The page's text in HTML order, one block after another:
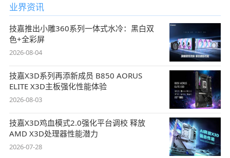
业界资讯
技嘉推出小雕360系列一体式水冷：黑白双
色+全彩屏
2026-08-04
技嘉X3D系列再添新成员 B850 AORUS
ELITE X3D主板强化性能体验
2026-08-03
技嘉X3D鸡血模式2.0强化平台调校 释放
AMD X3D处理器性能潜力
2026-07-28